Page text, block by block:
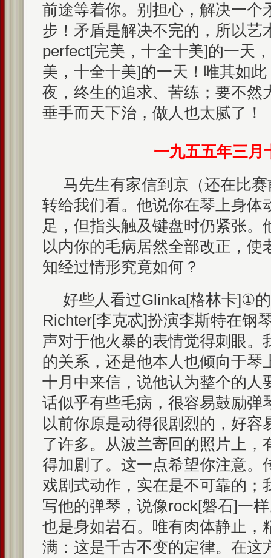
前途等着你。别担心，解决一个
步！矛盾是解决不完的，所以艺
perfect[完美，十全十美]的一天
美，十全十美]的一天！唯其如
夜，终生的追求、苦练；要不然
垂手而天下治，做人也太腻了！
一九五五年三月
马先生有家信到京（还在比
转给我们看。他说你在琴上身体
足，但指头触及键盘时仍紧张。
以内你的毛病居然全部改正，使
知经过情形究竟如何？
好些人看过Glinka[格林卡]①
Richter[李克忒]扮演李斯特在钢
声对于他火暴的表情觉得刺眼。
的关系，还是他本人也倾向于琴
十月中来信，说他认为整个的人
话似乎有些毛病，很容易鼓励弹
以前你原是动得很剧烈的，好容
了许多。从波兰寄回的照片上，
得加剧了。这一点希望你注意。
戏剧式动作，实在是不可靠的；
写他的弹琴，说像rock[磐石]一
也是身如岩石。唯有肉体静止，
满：这是千古不变的定律。在这